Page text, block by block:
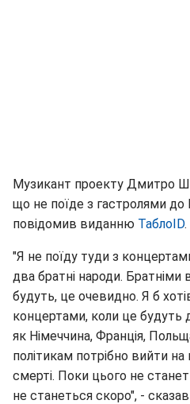
Музикант проекту Дмитро
що не поїде з гастролями до
повідомив виданню ТаблоID.
"Я не поїду туди з
два братні народи. Братніми
будуть, це очевидно. Я б
концертами, коли це будуть
як Німеччина, Франція,
політикам потрібно вийти
смерті. Поки цього не
не станеться скоро", -